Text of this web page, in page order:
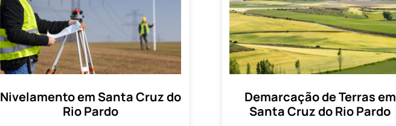
Nivelamento em Santa Cruz do
Rio Pardo
Demarcação de Terras em
Santa Cruz do Rio Pardo